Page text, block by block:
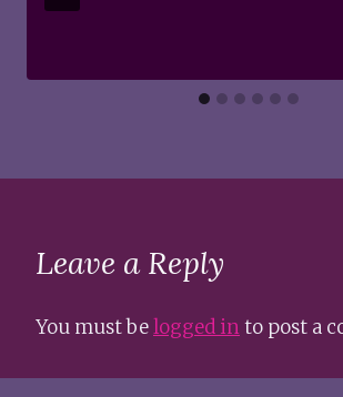
Leave a Reply
You must belogged into post a